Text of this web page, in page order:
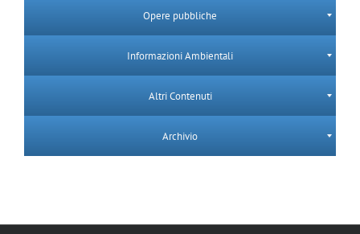
Opere pubbliche
Informazioni Ambientali
Altri Contenuti
Archivio